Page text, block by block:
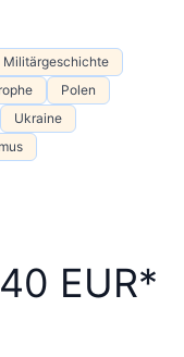
Militärgeschichte
Polen
Ukraine
EUR